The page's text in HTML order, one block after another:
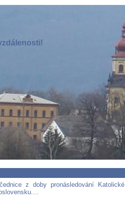
z doby pronásledování Katolické